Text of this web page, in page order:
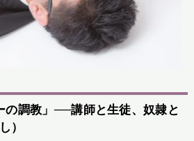
の調教」──講師と生徒、奴隷と
）